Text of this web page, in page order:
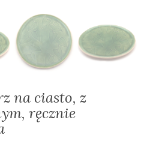
na ciasto, z
ręcznie